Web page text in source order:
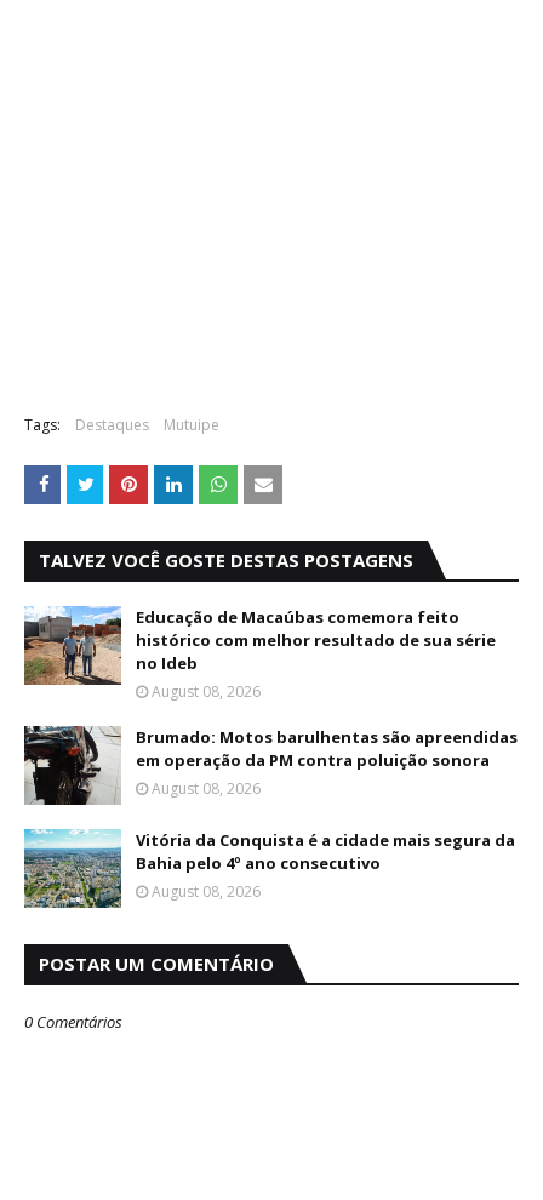
Tags: Destaques Mutuipe
TALVEZ VOCÊ GOSTE DESTAS POSTAGENS
Educação de Macaúbas comemora feito
histórico com melhor resultado de sua série
no Ideb
August 08, 2026
Brumado: Motos barulhentas são apreendidas
em operação da PM contra poluição sonora
August 08, 2026
Vitória da Conquista é a cidade mais segura da
Bahia pelo 4º ano consecutivo
August 08, 2026
POSTAR UM COMENTÁRIO
0 Comentários